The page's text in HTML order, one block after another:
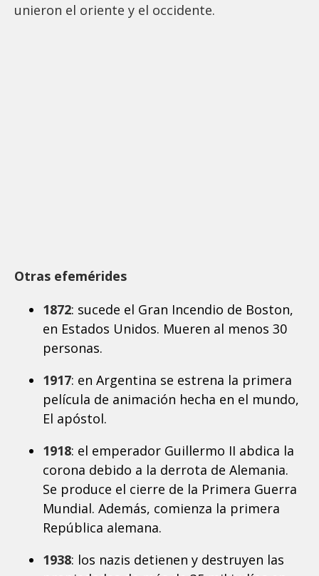
unieron el oriente y el occidente.
Otras efemérides
1872: sucede el Gran Incendio de Boston,
en Estados Unidos. Mueren al menos 30
personas.
1917: en Argentina se estrena la primera
película de animación hecha en el mundo,
El apóstol.
1918: el emperador Guillermo II abdica la
corona debido a la derrota de Alemania.
Se produce el cierre de la Primera Guerra
Mundial. Además, comienza la primera
República alemana.
1938: los nazis detienen y destruyen las